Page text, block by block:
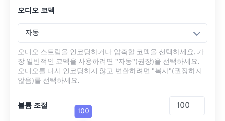
오디오 코덱
자동
오디오 스트림을 인코딩하거나 압축할 코덱을 선택하세요. 가
장 일반적인 코덱을 사용하려면 "자동"(권장)을 선택하세요.
오디오를 다시 인코딩하지 않고 변환하려면 "복사"(권장하지
않음)를 선택하세요.
볼륨 조절
100